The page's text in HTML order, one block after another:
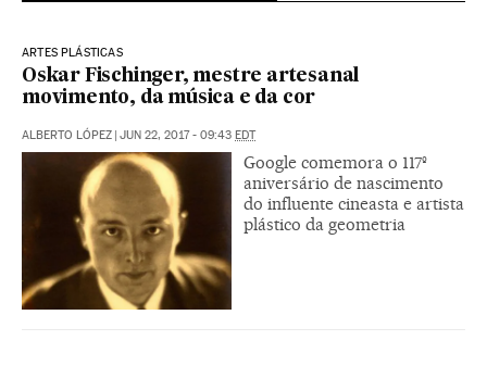
ARTES PLÁSTICAS
Oskar Fischinger, mestre artesanal
movimento, da música e da cor
ALBERTO LÓPEZ | JUN 22, 2017 - 09:43 EDT
Google comemora o 117º
aniversário de nascimento
do influente cineasta e artista
plástico da geometria